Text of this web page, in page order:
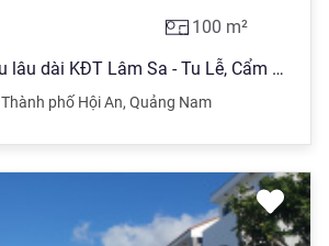
100 m²
Bán đất ở sở hữu lâu dài KĐT Lâm Sa - Tu Lễ, Cẩm Phô, Hội An. 9 tỷ
Thành phố Hội An, Quảng Nam